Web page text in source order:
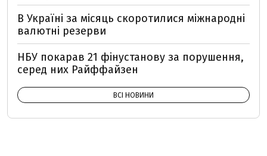
В Україні за місяць скоротилися міжнародні
валютні резерви
НБУ покарав 21 фінустанову за порушення,
серед них Райффайзен
ВСІ НОВИНИ